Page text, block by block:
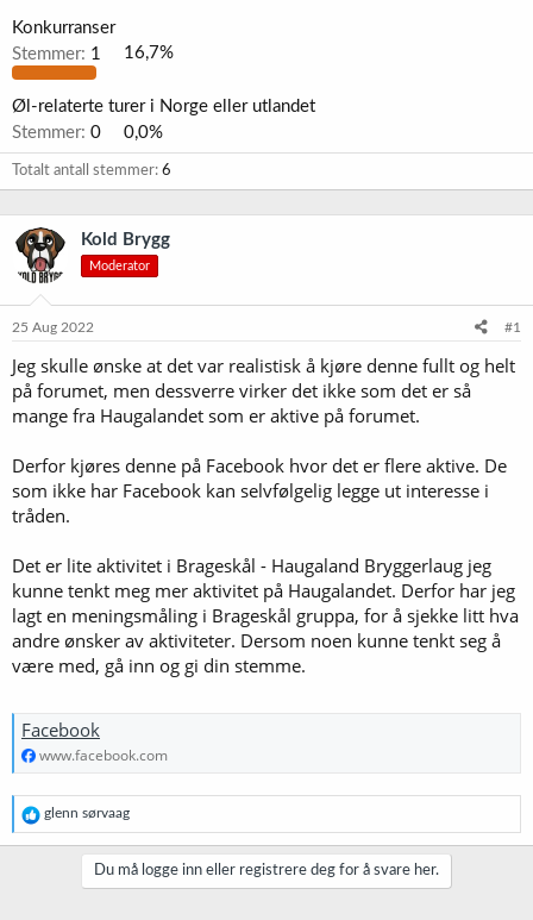
Konkurranser
Stemmer: 1 16,7%
Øl-relaterte turer i Norge eller utlandet
Stemmer: 0 0,0%
Totalt antall stemmer 6
Kold Brygg
Moderator
25 Aug 2022 #1
Jeg skulle ønske at det var realistisk å kjøre denne fullt og helt
på forumet, men dessverre virker det ikke som det er så
mange fra Haugalandet som er aktive på forumet.
Derfor kjøres denne på Facebook hvor det er flere aktive. De
som ikke har Facebook kan selvfølgelig legge ut interesse i
tråden.
Det er lite aktivitet i Brageskål - Haugaland Bryggerlaug jeg
kunne tenkt meg mer aktivitet på Haugalandet. Derfor har jeg
lagt en meningsmåling i Brageskål gruppa, for å sjekke litt hva
andre ønsker av aktiviteter. Dersom noen kunne tenkt seg å
være med, gå inn og gi din stemme.
Facebook
www.facebook.com
R
e
a
glenn sørvaag
Du må logge inn eller registrere deg for å svare her.